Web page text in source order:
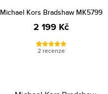
Michael Kors Bradshaw MK5799
2 199 Kč
2 recenze